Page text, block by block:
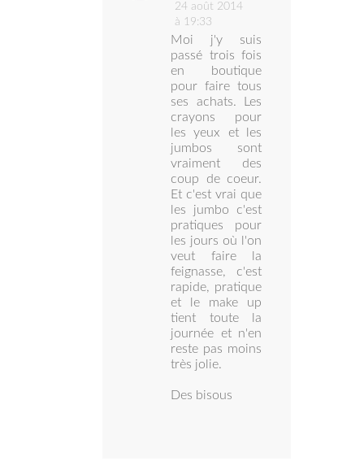
24 août 2014
à 19:33
Moi j'y suis
passé trois fois
en boutique
pour faire tous
ses achats. Les
crayons pour
les yeux et les
jumbos sont
vraiment des
coup de coeur.
Et c'est vrai que
les jumbo c'est
pratiques pour
les jours où l'on
veut faire la
feignasse, c'est
rapide, pratique
et le make up
tient toute la
journée et n'en
reste pas moins
très jolie.
Des bisous